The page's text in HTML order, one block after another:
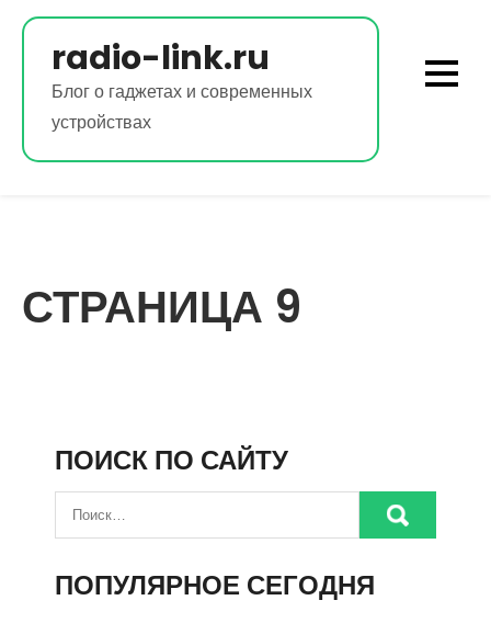
Перейти
содержимомуradio-link.ru
Блог о гаджетах и современных
устройствах
СТРАНИЦА 9
ПОИСК ПО САЙТУ
ПОПУЛЯРНОЕ СЕГОДНЯ